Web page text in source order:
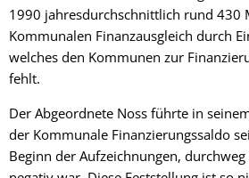
1990 jahresdurchschnittlich rund 430
Kommunalen Finanzausgleich durch
welches den Kommunen zur
fehlt.
Der Abgeordnete Noss führte in
der Kommunale Finanzierungssaldo
Beginn der Aufzeichnungen,